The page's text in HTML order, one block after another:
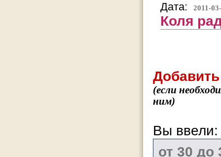
Дата:
2011-
Коля
(если
ним)
Вы